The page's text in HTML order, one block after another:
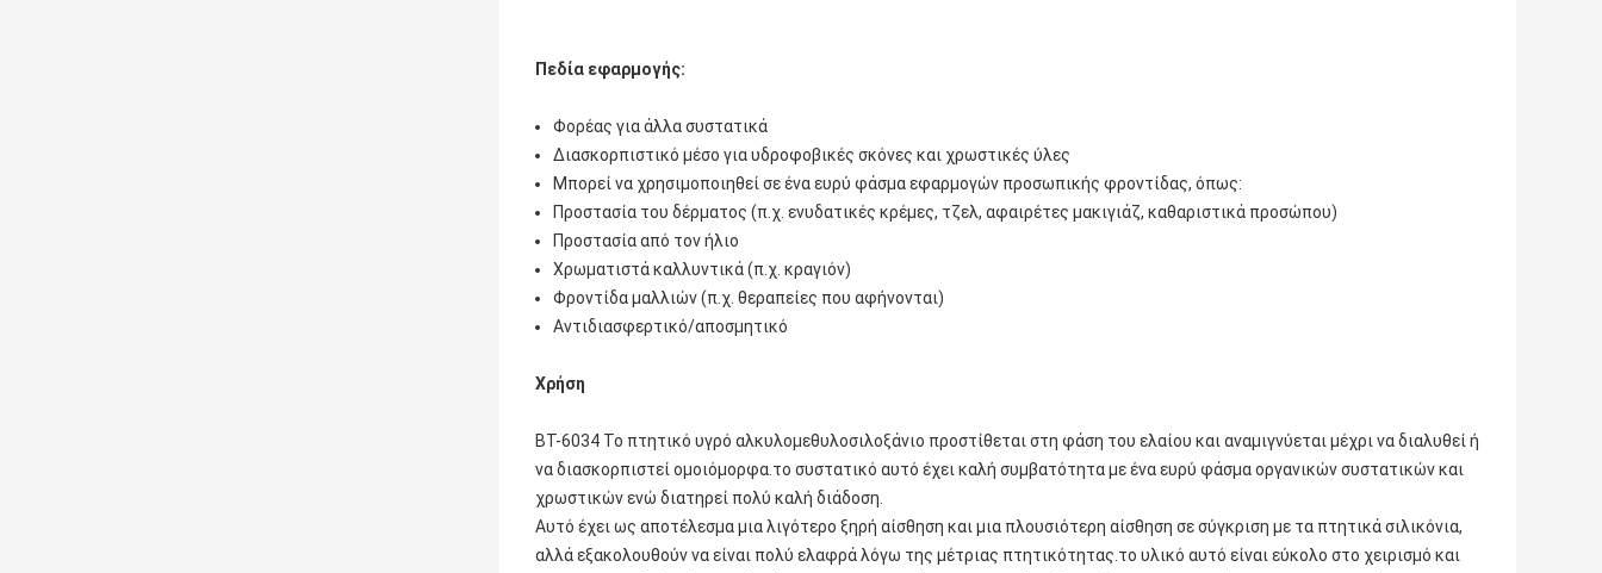
Πεδία εφαρμογής:
Φορέας για άλλα συστατικά
Διασκορπιστικό μέσο για υδροφοβικές σκόνες και χρωστικές ύλες
Μπορεί να χρησιμοποιηθεί σε ένα ευρύ φάσμα εφαρμογών προσωπικής φροντίδας, όπως:
Προστασία του δέρματος (π.χ. ενυδατικές κρέμες, τζελ, αφαιρέτες μακιγιάζ, καθαριστικά προσώπου)
Προστασία από τον ήλιο
Χρωματιστά καλλυντικά (π.χ. κραγιόν)
Φροντίδα μαλλιών (π.χ. θεραπείες που αφήνονται)
Αντιδιασφερτικό/αποσμητικό
Χρήση
BT-6034 Το πτητικό υγρό αλκυλομεθυλοσιλοξάνιο προστίθεται στη φάση του ελαίου και αναμιγνύεται μέχρι να διαλυθεί ή
να διασκορπιστεί ομοιόμορφα.το συστατικό αυτό έχει καλή συμβατότητα με ένα ευρύ φάσμα οργανικών συστατικών και
χρωστικών ενώ διατηρεί πολύ καλή διάδοση.
Αυτό έχει ως αποτέλεσμα μια λιγότερο ξηρή αίσθηση και μια πλουσιότερη αίσθηση σε σύγκριση με τα πτητικά σιλικόνια,
αλλά εξακολουθούν να είναι πολύ ελαφρά λόγω της μέτριας πτητικότητας.το υλικό αυτό είναι εύκολο στο χειρισμό και